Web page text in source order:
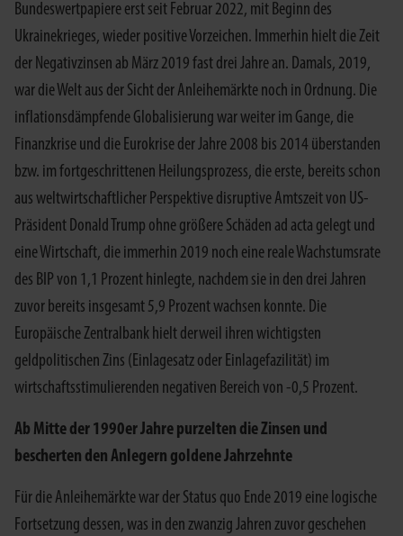
Bundeswertpapiere erst seit Februar 2022, mit Beginn des
Ukrainekrieges, wieder positive Vorzeichen. Immerhin hielt die Zeit
der Negativzinsen ab März 2019 fast drei Jahre an. Damals, 2019,
war die Welt aus der Sicht der Anleihemärkte noch in Ordnung. Die
inflationsdämpfende Globalisierung war weiter im Gange, die
Finanzkrise und die Eurokrise der Jahre 2008 bis 2014 überstanden
bzw. im fortgeschrittenen Heilungsprozess, die erste, bereits schon
aus weltwirtschaftlicher Perspektive disruptive Amtszeit von US-
Präsident Donald Trump ohne größere Schäden ad acta gelegt und
eine Wirtschaft, die immerhin 2019 noch eine reale Wachstumsrate
des BIP von 1,1 Prozent hinlegte, nachdem sie in den drei Jahren
zuvor bereits insgesamt 5,9 Prozent wachsen konnte. Die
Europäische Zentralbank hielt derweil ihren wichtigsten
geldpolitischen Zins (Einlagesatz oder Einlagefazilität) im
wirtschaftsstimulierenden negativen Bereich von -0,5 Prozent.
Ab Mitte der 1990er Jahre purzelten die Zinsen und
bescherten den Anlegern goldene Jahrzehnte
Für die Anleihemärkte war der Status quo Ende 2019 eine logische
Fortsetzung dessen, was in den zwanzig Jahren zuvor geschehen